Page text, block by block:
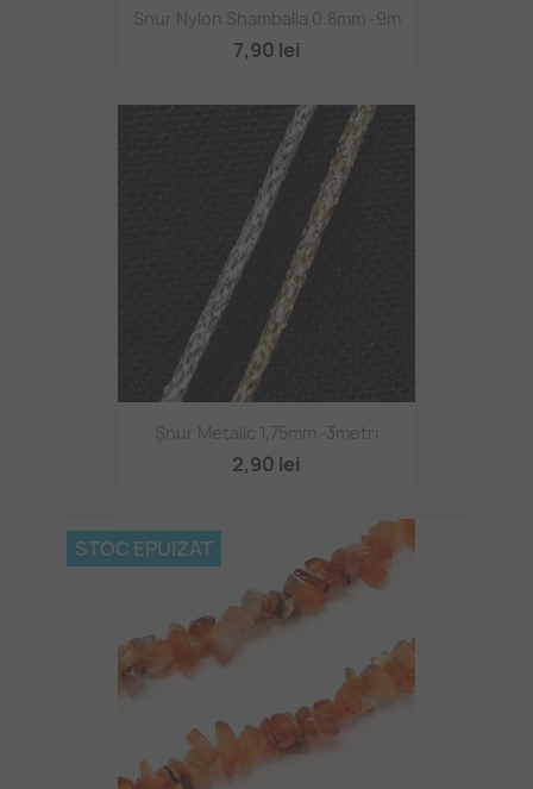
Snur Nylon Shamballa 0.8mm -9m
7,90 lei
Șnur Metalic 1,75mm -3metri
2,90 lei
STOC EPUIZAT